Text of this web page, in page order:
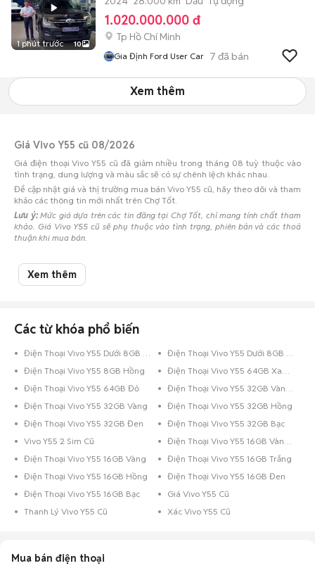
1 phút trước 10
1.020.000.000 đ
Tp Hồ Chí Minh
Gia Định Ford User Car 7 đã bán
Xem thêm
Giá Vivo Y55 cũ 08/2026
Giá điện thoại Vivo Y55 cũ đã giảm nhiều trong tháng 08 tuỳ thuộc vào
tình trạng, dung lượng và màu sắc sẽ có sự chênh lệch khác nhau.
Để cập nhật giá và thị trường mua bán Vivo Y55 cũ, hãy theo dõi và tham
khảo các thông tin mới nhất trên Chợ Tốt.
Lưu ý:Mức giá dựa trên các tin đăng tại Chợ Tốt, chỉ mang tính chất tham
khảo. Giá Vivo Y55 cũ sẽ phụ thuộc vào tình trạng, phiên bản và các thoả
thuận khi mua bán.
Mua bán Vivo Y55 cũ
Chợ Tốt có 7 tin đăng bán, mua Vivo Y55 cũ với nhiều khoảng giá giúp
Xem thêm
Các từ khóa phổ biến
Điện Thoại Vivo Y55 Dưới 8GB Vàng Hồng
Điện Thoại Vivo Y55 Dưới 8GB Bạc
Điện Thoại Vivo Y55 8GB Hồng
Điện Thoại Vivo Y55 64GB Xanh Dương
Điện Thoại Vivo Y55 64GB Đỏ
Điện Thoại Vivo Y55 32GB Vàng Hồng
Điện Thoại Vivo Y55 32GB Vàng
Điện Thoại Vivo Y55 32GB Hồng
Điện Thoại Vivo Y55 32GB Đen
Điện Thoại Vivo Y55 32GB Bạc
Vivo Y55 2 Sim Cũ
Điện Thoại Vivo Y55 16GB Vàng Hồng
Điện Thoại Vivo Y55 16GB Vàng
Điện Thoại Vivo Y55 16GB Trắng
Điện Thoại Vivo Y55 16GB Hồng
Điện Thoại Vivo Y55 16GB Đen
Điện Thoại Vivo Y55 16GB Bạc
Giá Vivo Y55 Cũ
Thanh Lý Vivo Y55 Cũ
Xác Vivo Y55 Cũ
Mua bán điện thoại